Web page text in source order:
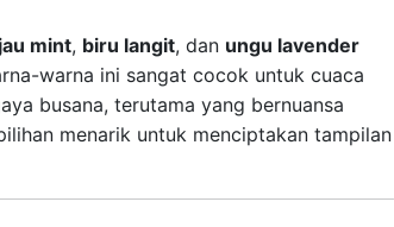
mint, biru langit, dan ungu lavender
warna ini sangat cocok untuk cuaca
busana, terutama yang bernuansa
menarik untuk menciptakan tampilan